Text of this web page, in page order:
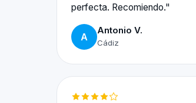
perfecta. Recomiendo."
A
Antonio V.
Cádiz